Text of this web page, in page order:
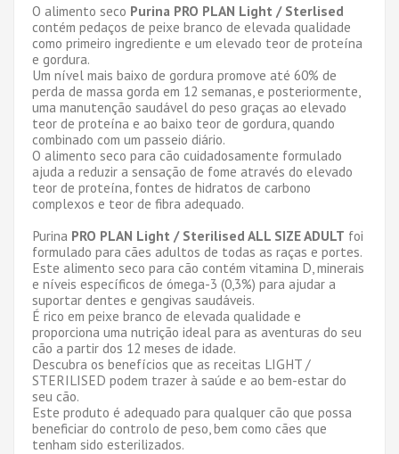
O alimento seco Purina PRO PLAN Light / Sterlised
contém pedaços de peixe branco de elevada qualidade
como primeiro ingrediente e um elevado teor de proteína
e gordura.
Um nível mais baixo de gordura promove até 60% de
perda de massa gorda em 12 semanas, e posteriormente,
uma manutenção saudável do peso graças ao elevado
teor de proteína e ao baixo teor de gordura, quando
combinado com um passeio diário.
O alimento seco para cão cuidadosamente formulado
ajuda a reduzir a sensação de fome através do elevado
teor de proteína, fontes de hidratos de carbono
complexos e teor de fibra adequado.
Purina PRO PLAN Light / Sterilised ALL SIZE ADULT foi
formulado para cães adultos de todas as raças e portes.
Este alimento seco para cão contém vitamina D, minerais
e níveis específicos de ómega-3 (0,3%) para ajudar a
suportar dentes e gengivas saudáveis.
É rico em peixe branco de elevada qualidade e
proporciona uma nutrição ideal para as aventuras do seu
cão a partir dos 12 meses de idade.
Descubra os benefícios que as receitas LIGHT /
STERILISED podem trazer à saúde e ao bem-estar do
seu cão.
Este produto é adequado para qualquer cão que possa
beneficiar do controlo de peso, bem como cães que
tenham sido esterilizados.